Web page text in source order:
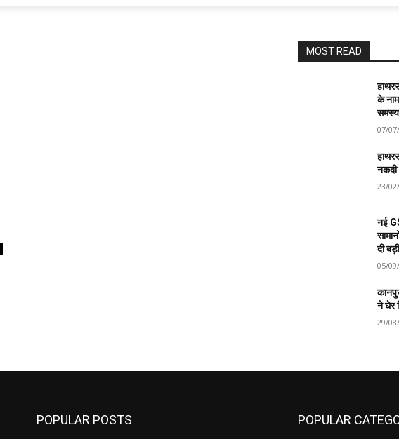
MOST READ
के
07/
नकदी
23/
नई
दी
05/
ने घेर
29/
POPULAR POSTS POPULAR